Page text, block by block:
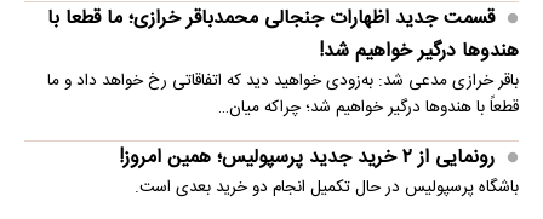
قسمت جدید اظهارات جنجالی محمدباقر خرازی؛ ما قطعا با
هندوها درگیر خواهیم شد!
باقر خرازی مدعی شد: به‌زودی خواهید دید که اتفاقاتی رخ خواهد داد و ما
قطعاً با هندوها درگیر خواهیم شد؛ چراکه میان…
رونمایی از ۲ خرید جدید پرسپولیس؛ همین امروز!
باشگاه پرسپولیس در حال تکمیل انجام دو خرید بعدی است.